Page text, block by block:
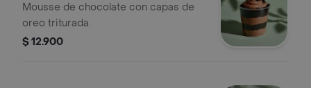
Mousse de chocolate con capas de
oreo triturada.
$ 12.900